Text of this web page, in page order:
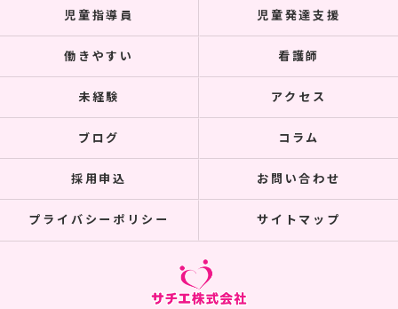
児童指導員 児童発達支援
働きやすい 看護師
未経験 アクセス
ブログ コラム
採用申込 お問い合わせ
プライバシーポリシー サイトマップ